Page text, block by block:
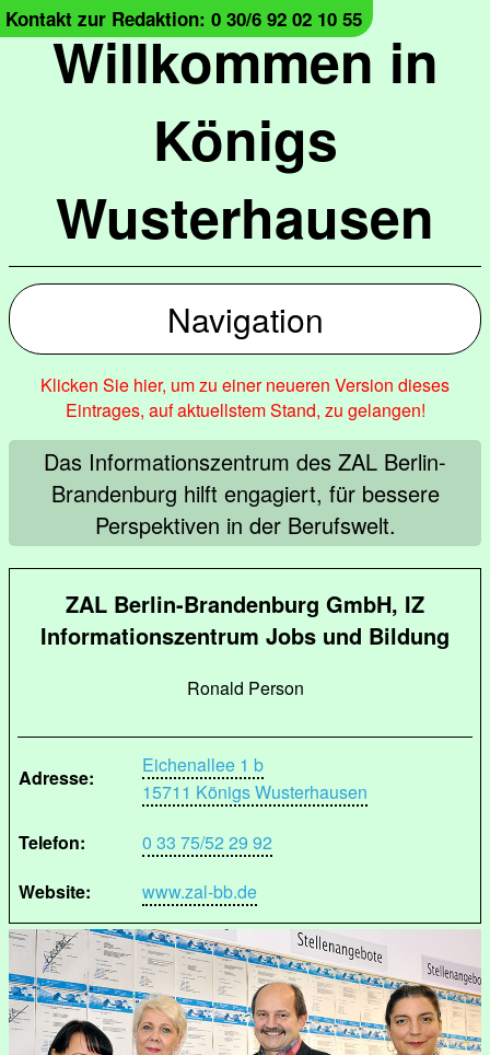
Willkommen in
Königs
Wusterhausen
Kontakt zur Redaktion: 0 30/6 92 02 10 55
Navigation
Klicken Sie hier, um zu einer neueren Version dieses
Eintrages, auf aktuellstem Stand, zu gelangen!
Das Informationszentrum des ZAL Berlin-
Brandenburg hilft engagiert, für bessere
Perspektiven in der Berufswelt.
ZAL Berlin-Brandenburg GmbH, IZ
Informationszentrum Jobs und Bildung
Ronald Person
Adresse:
Eichenallee 1 b
15711 Königs Wusterhausen
Telefon:
0 33 75/52 29 92
Website:
www.zal-bb.de